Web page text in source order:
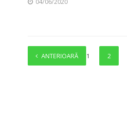
ANTERIOARĂ 1 2